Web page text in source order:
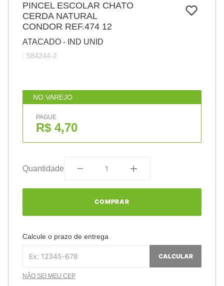
PINCEL ESCOLAR CHATO
CERDA NATURAL
CONDOR REF.474 12
ATACADO - IND UNID
: 584244-2
NO VAREJO
PAGUE
R$ 4,70
Quantidade
COMPRAR
Calcule o prazo de entrega
CALCULAR
NÃO SEI MEU CEP
papel